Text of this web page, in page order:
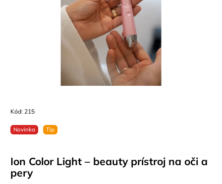
Kód: 215
Novinka Tip
Ion Color Light – beauty prístroj na oči a
pery